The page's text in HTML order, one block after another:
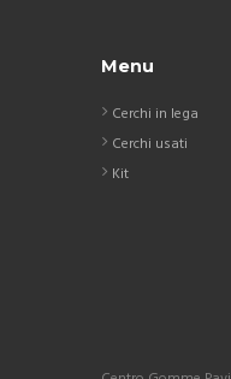
Menu
Cerchi in lega
Cerchi usati
Kit